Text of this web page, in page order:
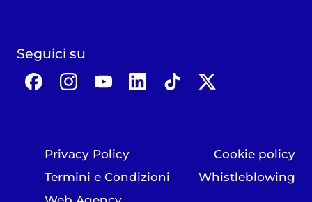
Seguici su
Privacy Policy
Cookie policy
Termini e Condizioni
Whistleblowing